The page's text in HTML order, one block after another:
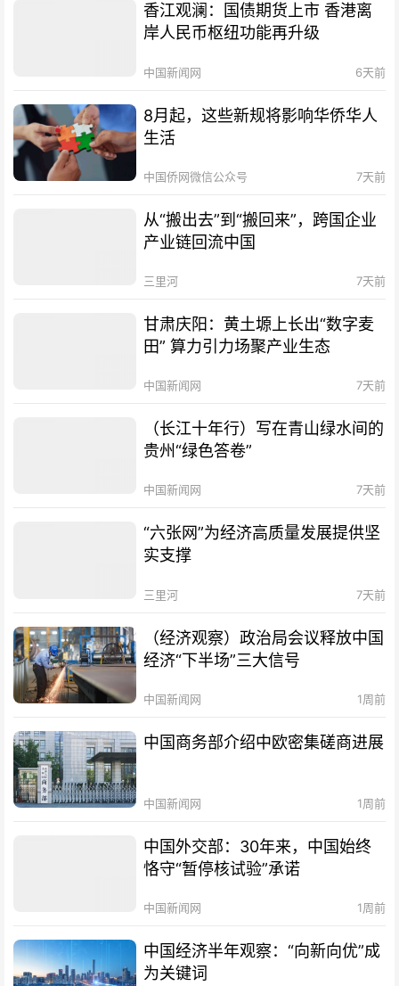
香江观澜：国债期货上市 香港离
岸人民币枢纽功能再升级
中国新闻网 6天前
8月起，这些新规将影响华侨华人
生活
中国侨网微信公众号 7天前
从“搬出去”到“搬回来”，跨国企业
产业链回流中国
三里河 7天前
甘肃庆阳：黄土塬上长出“数字麦
田” 算力引力场聚产业生态
中国新闻网 7天前
（长江十年行）写在青山绿水间的
贵州“绿色答卷”
中国新闻网 7天前
“六张网”为经济高质量发展提供坚
实支撑
三里河 7天前
（经济观察）政治局会议释放中国
经济“下半场”三大信号
中国新闻网 1周前
中国商务部介绍中欧密集磋商进展
中国新闻网 1周前
中国外交部：30年来，中国始终
恪守“暂停核试验”承诺
中国新闻网 1周前
中国经济半年观察：“向新向优”成
为关键词